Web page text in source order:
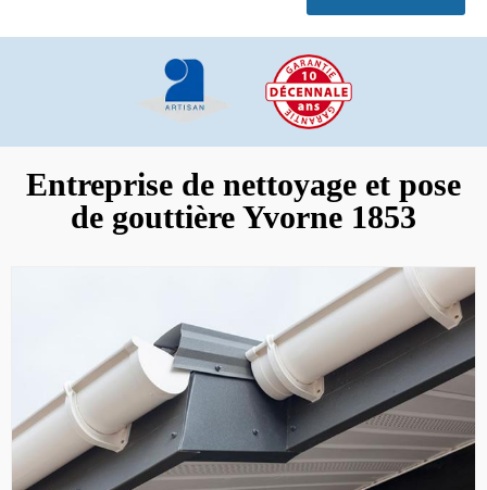
Entreprise de nettoyage et pose
de gouttière Yvorne 1853